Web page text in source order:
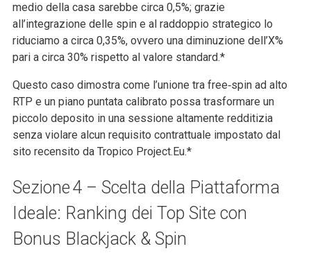
medio della casa sarebbe circa 0,5%; grazie
all’integrazione delle spin e al raddoppio strategico lo
riduciamo a circa 0,35%, ovvero una diminuzione dell’X%
pari a circa 30% rispetto al valore standard.*
Questo caso dimostra come l’unione tra free‑spin ad alto
RTP e un piano puntata calibrato possa trasformare un
piccolo deposito in una sessione altamente redditizia
senza violare alcun requisito contrattuale impostato dal
sito recensito da Tropico Project.Eu.*
Sezione 4 – Scelta della Piattaforma
Ideale: Ranking dei Top Site con
Bonus Blackjack & Spin